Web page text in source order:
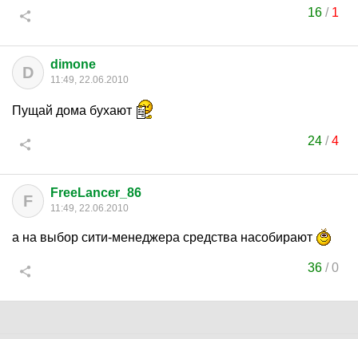
16 / 1
D dimone
11:49, 22.06.2010
Пущай дома бухают
24 /4
F FreeLancer_86
11:49, 22.06.2010
а на выбор сити-менеджера средства насобирают
36 /0